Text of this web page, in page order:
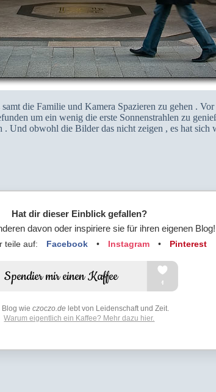
die Familie und Kamera Spazieren zu gehen .
um ein wenig die erste Sonnenstrahlen zu
Und obwohl die Bilder das nicht zeigen , es hat sich
Hat dir dieser Einblick gefallen?
davon oder inspiriere sie für ihren eigenen Blog!
teile auf: Facebook • Instagram • Pinterest
Blog wieczoczo.de lebt von Leidenschaft und Zeit.
Warum eigentlich ein Kaffee? Mehr dazu hier.